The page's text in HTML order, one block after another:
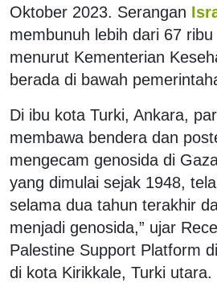
Oktober 2023. Serangan
membunuh lebih dari 67
menurut Kementerian
berada di bawah
Di ibu kota Turki, Ankara,
membawa bendera dan
mengecam genosida di
yang dimulai sejak 1948,
selama dua tahun terakhir
menjadi genosida,” ujar
Palestine Support Platform
di kota Kirikkale, Turki utara.